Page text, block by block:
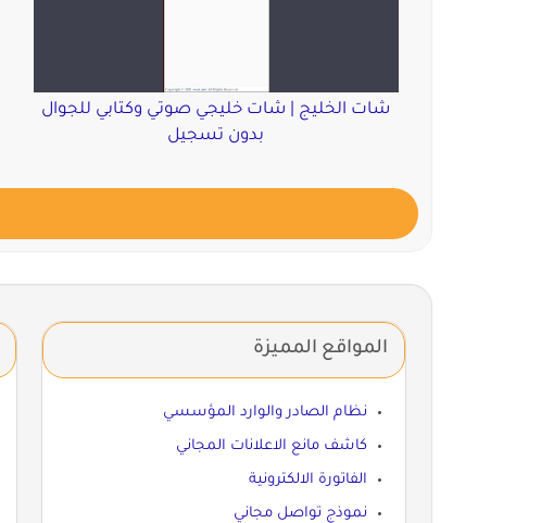
شات الخليج | شات خليجي صوتي وكتابي للجوال
بدون تسجيل
المواقع المميزة
نظام الصادر والوارد المؤسسي
كاشف مانع الاعلانات المجاني
الفاتورة الالكترونية
نموذج تواصل مجاني